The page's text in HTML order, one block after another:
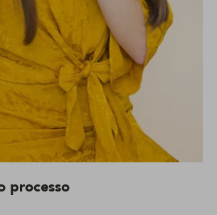
processo